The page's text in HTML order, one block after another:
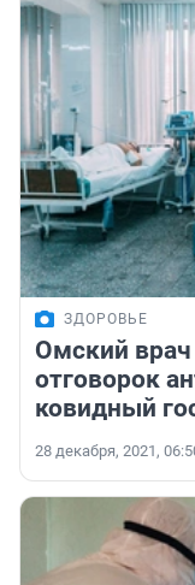
ЗДОРОВЬЕ
Омский врач
отговорок
ковидный
28 декабря, 2021,